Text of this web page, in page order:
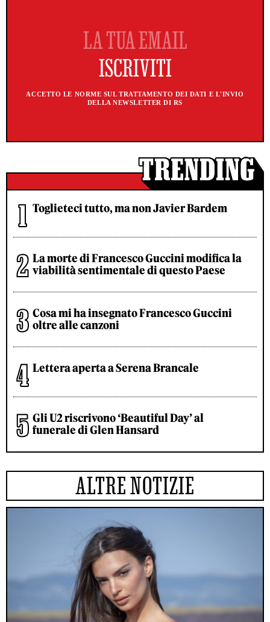
ACCETTO LE NORME SUL TRATTAMENTO DEI DATI E L'INVIO
DELLA NEWSLETTER DI RS
Toglieteci tutto, ma non Javier Bardem
La morte di Francesco Guccini modifica la
viabilità sentimentale di questo Paese
Cosa mi ha insegnato Francesco Guccini
oltre alle canzoni
Lettera aperta a Serena Brancale
Gli U2 riscrivono ‘Beautiful Day’ al
funerale di Glen Hansard
ALTRE NOTIZIE